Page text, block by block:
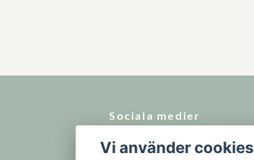
Sociala medier
Vi använder cookies